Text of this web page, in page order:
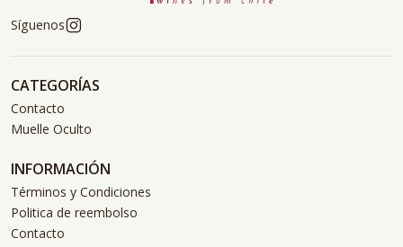
Síguenos
CATEGORÍAS
Contacto
Muelle Oculto
INFORMACIÓN
Términos y Condiciones
Politica de reembolso
Contacto